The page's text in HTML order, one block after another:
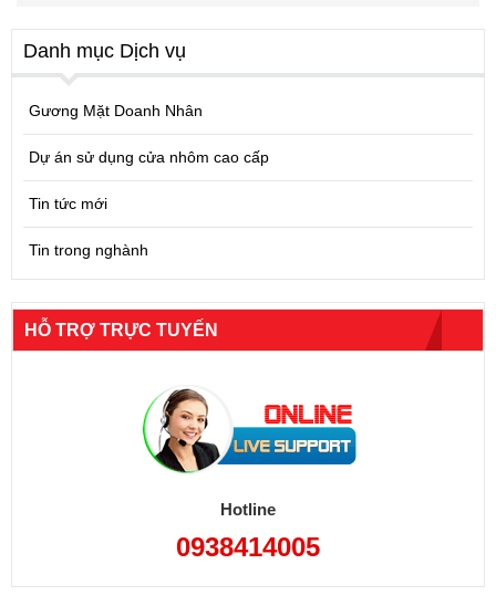
Danh mục Dịch vụ
Gương Mặt Doanh Nhân
Dự án sử dụng cửa nhôm cao cấp
Tin tức mới
Tin trong nghành
HỖ TRỢ TRỰC TUYẾN
Hotline
0938414005